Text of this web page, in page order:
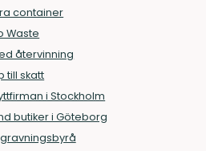
container
Waste
återvinning
till skatt
i Stockholm
butiker i Göteborg